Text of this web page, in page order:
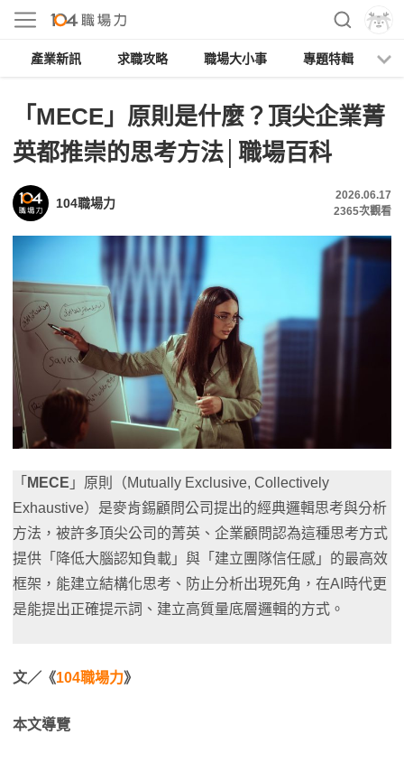
產業新訊 求職攻略 職場大小事 專題特輯
「MECE」原則是什麼？頂尖企業菁
英都推崇的思考方法│職場百科
104職場力
2026.06.17
2365次觀看
「 MECE 」原則（Mutually Exclusive, Collectively
Exhaustive）是麥肯錫顧問公司提出的經典邏輯思考與分析
方法，被許多頂尖公司的菁英、企業顧問認為這種思考方式
提供「降低大腦認知負載」與「建立團隊信任感」的最高效
框架，能建立結構化思考、防止分析出現死角，在AI時代更
是能提出正確提示詞、建立高質量底層邏輯的方式。
文／《104職場力》
本文導覽